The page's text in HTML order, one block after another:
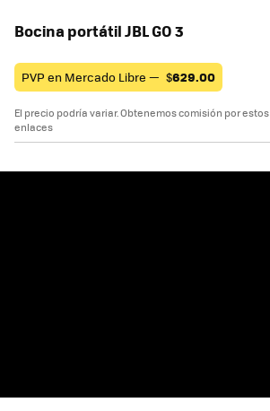
Bocina portátil JBL GO 3
PVP en Mercado Libre — $629.00
El precio podría variar. Obtenemos comisión por estos
enlaces